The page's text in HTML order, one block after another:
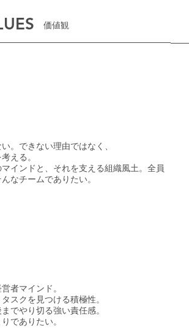
価値観
。できない理由ではなく、
える。
インドと、それを支える組織風土。全員
なチームでありたい。
者マインド。
スクを見つける積極性。
でやり切る強い責任感。
でありたい。